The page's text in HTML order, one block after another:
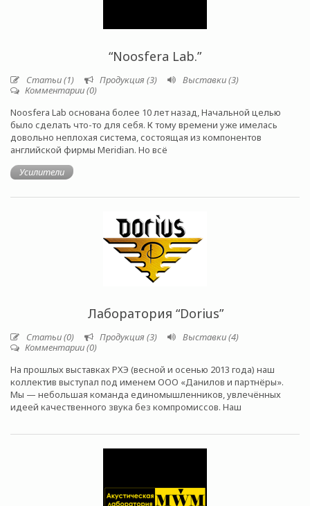
“Noosfera Lab.”
Статьи (1) Продукция (3)
Выставки (3)
Комментарии (0)
Noosfera Lab основана более 10 лет назад, Начальной целью
было сделать что-то для себя. К тому времени уже имелась
довольно неплохая система, состоящая из компонентов
английской фирмы Meridian. Но всё
Усилители
Лаборатория “Dorius”
Статьи (0) Продукция (3)
Выставки (4)
Комментарии (0)
На прошлых выставках РХЭ (весной и осенью 2013 года) наш
коллектив выступал под именем ООО «Данилов и партнёры».
Мы — небольшая команда единомышленников, увлечённых
идеей качественного звука без компромиссов. Наш